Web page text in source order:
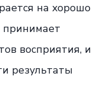
на хорошо
восприятия, и
результаты